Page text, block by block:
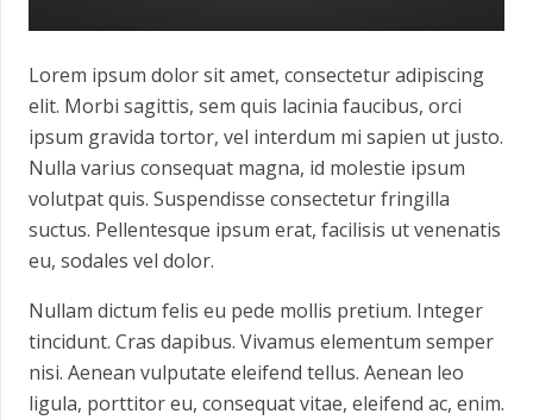
Lorem ipsum dolor sit amet, consectetur adipiscing
elit. Morbi sagittis, sem quis lacinia faucibus, orci
ipsum gravida tortor, vel interdum mi sapien ut justo.
Nulla varius consequat magna, id molestie ipsum
volutpat quis. Suspendisse consectetur fringilla
suctus. Pellentesque ipsum erat, facilisis ut venenatis
eu, sodales vel dolor.
Nullam dictum felis eu pede mollis pretium. Integer
tincidunt. Cras dapibus. Vivamus elementum semper
nisi. Aenean vulputate eleifend tellus. Aenean leo
ligula, porttitor eu, consequat vitae, eleifend ac, enim.